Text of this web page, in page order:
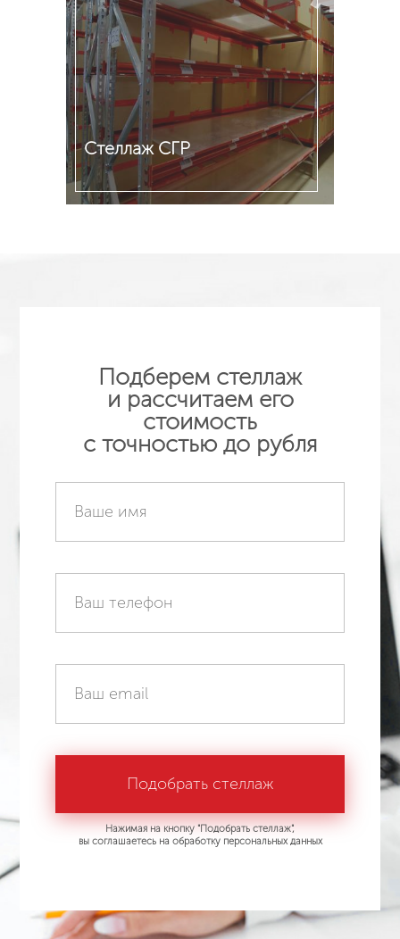
Стеллаж СГР
Подберем стеллаж
и рассчитаем его
стоимость
с точностью до рубля
Нажимая на кнопку "Подобрать стеллаж",
вы соглашаетесь на обработку персональных данных